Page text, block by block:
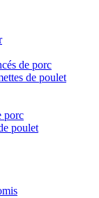
de porc
de poulet
porc
poulet